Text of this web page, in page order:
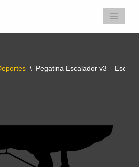
\ Pegatina Escalador v3 –